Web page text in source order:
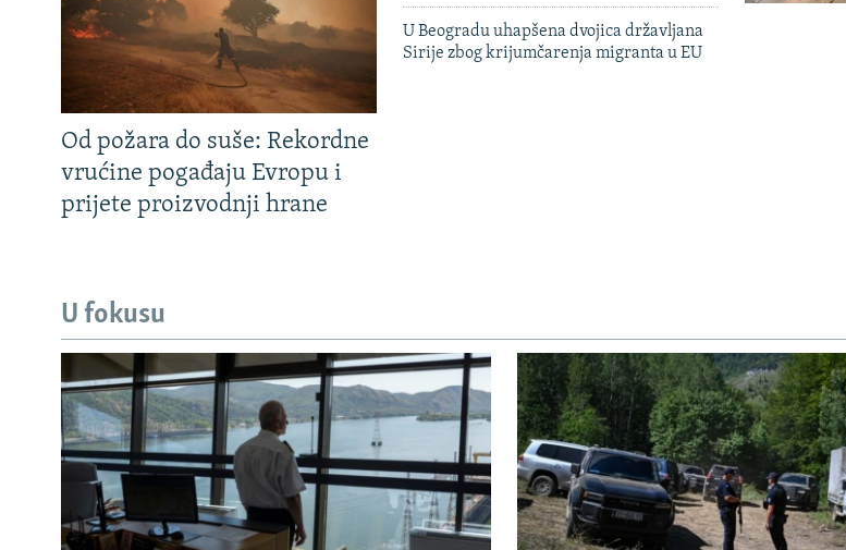
Od požara do suše: Rekordne
vrućine pogađaju Evropu i
prijete proizvodnji hrane
U Beogradu uhapšena dvojica državljana
Sirije zbog krijumčarenja migranta u EU
U fokusu